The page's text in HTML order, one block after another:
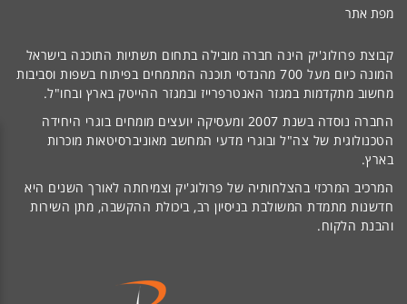
מפת אתר
קבוצת פרולוג'יק הינה חברה מובילה בתחום תשתיות התוכנה בישראל
המונה כיום מעל 700 מהנדסי תוכנה המתמחים בפיתוח בשפות וסביבות
מחשוב מתקדמות במגזר האנטרפרייז ובמגזר ההייטק בארץ ובחו"ל.
החברה נוסדה בשנת 2007 ומעסיקה יועצים מומחים בוגרי היחידה
הטכנולוגית של צה"ל ובוגרי מדעי המחשב מאוניברסיטאות מוכרות
בארץ.
המרכיב המרכזי בהצלחותיה של פרולוג'יק וצמיחתה לאורך השנים היא
חדשנות מתמדת המשולבת בניסיון רב, ביכולת ההקשבה, מתן השירות
והבנת הלקוח.